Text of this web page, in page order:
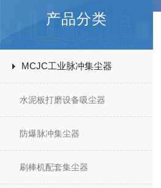
产品分类
MCJC工业脉冲集尘器
水泥板打磨设备吸尘器
防爆脉冲集尘器
刷棒机配套集尘器